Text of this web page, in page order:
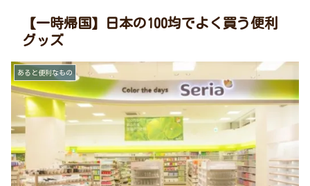
【一時帰国】日本の100均でよく買う便利
グッズ
あると便利なもの